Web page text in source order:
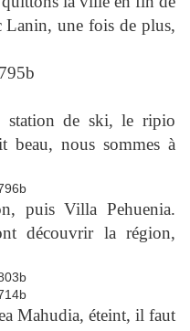
Lanin, une fois de plus,
de ski, le ripio
nous sommes à
puis Villa Pehuenia.
découvrir la région,
Mahudia, éteint, il faut